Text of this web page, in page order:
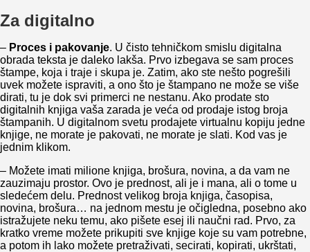
Za digitalno
– Proces i pakovanje. U čisto tehničkom smislu digitalna
obrada teksta je daleko lakša. Prvo izbegava se sam proces
štampe, koja i traje i skupa je. Zatim, ako ste nešto pogrešili
uvek možete ispraviti, a ono što je štampano ne može se više
dirati, tu je dok svi primerci ne nestanu. Ako prodate sto
digitalnih knjiga vaša zarada je veća od prodaje istog broja
štampanih. U digitalnom svetu prodajete virtualnu kopiju jedne
knjige, ne morate je pakovati, ne morate je slati. Kod vas je
jednim klikom.
– Možete imati milione knjiga, brošura, novina, a da vam ne
zauzimaju prostor. Ovo je prednost, ali je i mana, ali o tome u
sledećem delu. Prednost velikog broja knjiga, časopisa,
novina, brošura… na jednom mestu je očigledna, posebno ako
istražujete neku temu, ako pišete esej ili naučni rad. Prvo, za
kratko vreme možete prikupiti sve knjige koje su vam potrebne,
a potom ih lako možete pretraživati, secirati, kopirati, ukrštati,